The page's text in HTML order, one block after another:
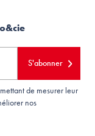
S'abonner
de mesurer leur
nos